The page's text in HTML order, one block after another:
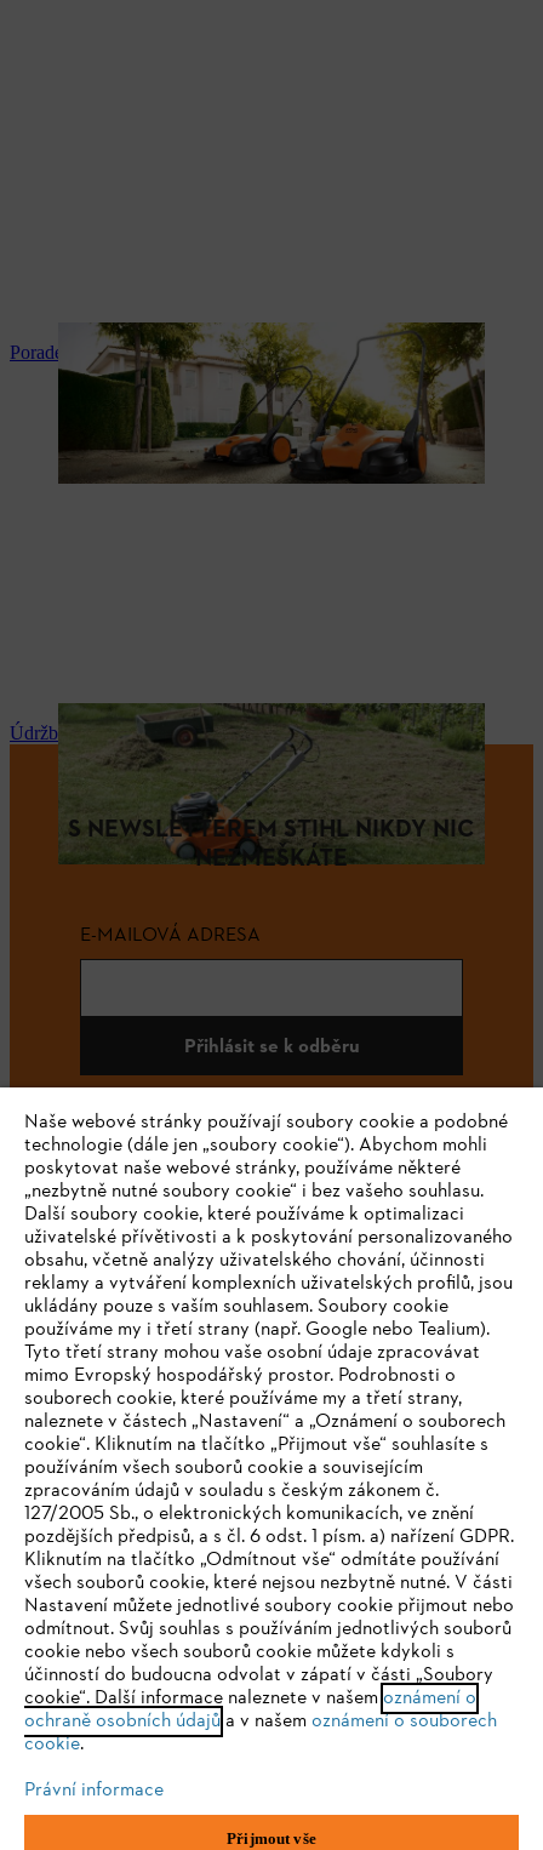
Poradenství a instrukce k produktům
Údržba a opravy
S NEWSLETTEREM STIHL NIKDY NIC
NEZMEŠKÁTE
E-MAILOVÁ ADRESA
Přihlásit se k odběru
#STIHL
Společnost
STIHL FAQ
Služby
Ochrana osobních údajů Právní doložka Cookies
IHR BROWSER WIRD NICHT
UNTERSTÜTZT
Sie nutzen einen Browser, den wir noch nicht unterstützen. Für
eine optimale Nutzung unserer Seite empfehlen wir Ihnen, zu
einem der folgenden Browser zu wechseln:
Firefox Chrome
Naše webové stránky používají soubory cookie a podobné
technologie (dále jen „soubory cookie“). Abychom mohli
poskytovat naše webové stránky, používáme některé
„nezbytně nutné soubory cookie“ i bez vašeho souhlasu.
Další soubory cookie, které používáme k optimalizaci
uživatelské přívětivosti a k poskytování personalizovaného
obsahu, včetně analýzy uživatelského chování, účinnosti
reklamy a vytváření komplexních uživatelských profilů, jsou
ukládány pouze s vaším souhlasem. Soubory cookie
používáme my i třetí strany (např. Google nebo Tealium).
Tyto třetí strany mohou vaše osobní údaje zpracovávat
mimo Evropský hospodářský prostor. Podrobnosti o
souborech cookie, které používáme my a třetí strany,
naleznete v částech „Nastavení“ a „Oznámení o souborech
cookie“. Kliknutím na tlačítko „Přijmout vše“ souhlasíte s
používáním všech souborů cookie a souvisejícím
zpracováním údajů v souladu s českým zákonem č.
127/2005 Sb., o elektronických komunikacích, ve znění
pozdějších předpisů, a s čl. 6 odst. 1 písm. a) nařízení GDPR.
Kliknutím na tlačítko „Odmítnout vše“ odmítáte používání
všech souborů cookie, které nejsou nezbytně nutné. V části
Nastavení můžete jednotlivé soubory cookie přijmout nebo
odmítnout. Svůj souhlas s používáním jednotlivých souborů
cookie nebo všech souborů cookie můžete kdykoli s
účinností do budoucna odvolat v zápatí v části „Soubory
cookie“. Další informace naleznete v našem oznámení o
ochraně osobních údajůa v našem oznámení o souborech
cookie.
Právní informace
Přijmout vše